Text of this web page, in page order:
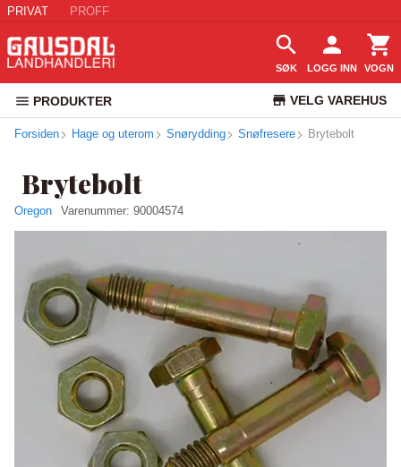
PRIVAT PROFF
SØK LOGG INN VOGN
PRODUKTER VELG VAREHUS
KUNDESERVICE
Forsiden Hage og uterom Snørydding Snøfresere Brytebolt
Brytebolt
Oregon Varenummer: 90004574